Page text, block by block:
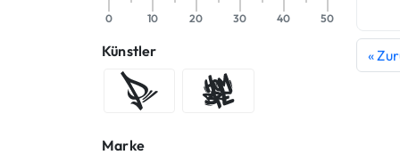
0 10 20 30 40 50
Künstler
Die P Hombre SUK
Marke
«